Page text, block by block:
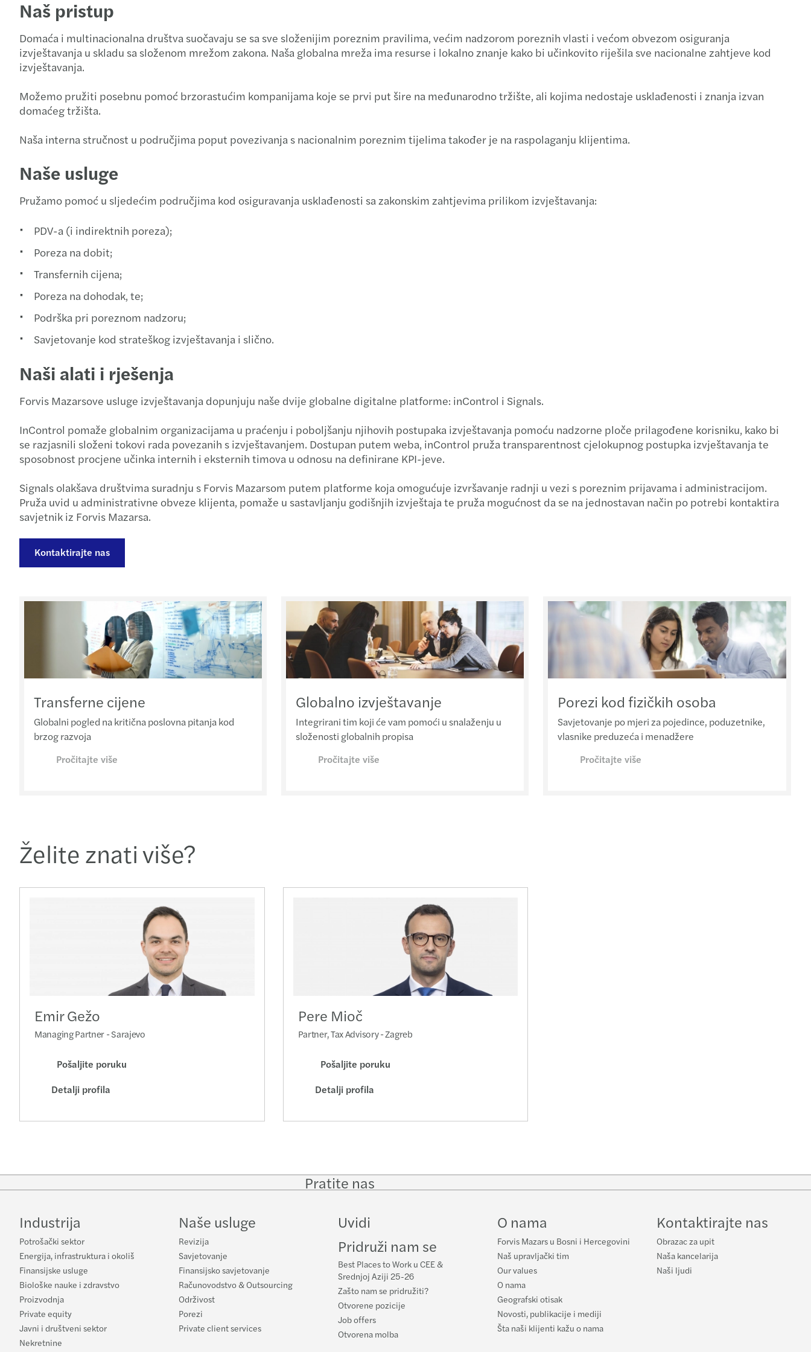
Forecasting your financial performance
Finansiranje
Krize i sporovi
Naš pristup
Domaća i multinacionalna društva suočavaju se sa sve složenijim poreznim pravilima, većim nadzorom poreznih vlasti i većom obvezom osiguranja
izvještavanja u skladu sa složenom mrežom zakona. Naša globalna mreža ima resurse i lokalno znanje kako bi učinkovito riješila sve nacionalne zahtjeve kod
izvještavanja.
Možemo pružiti posebnu pomoć brzorastućim kompanijama koje se prvi put šire na međunarodno tržište, ali kojima nedostaje usklađenosti i znanja izvan
domaćeg tržišta.
Naša interna stručnost u područjima poput povezivanja s nacionalnim poreznim tijelima također je na raspolaganju klijentima.
Naše usluge
Pružamo pomoć u sljedećim područjima kod osiguravanja usklađenosti sa zakonskim zahtjevima prilikom izvještavanja:
PDV-a (i indirektnih poreza);
Poreza na dobit;
Transfernih cijena;
Poreza na dohodak, te;
Podrška pri poreznom nadzoru;
Savjetovanje kod strateškog izvještavanja i slično.
Naši alati i rješenja
Forvis Mazarsove usluge izvještavanja dopunjuju naše dvije globalne digitalne platforme: inControl i Signals.
InControl pomaže globalnim organizacijama u praćenju i poboljšanju njihovih postupaka izvještavanja pomoću nadzorne ploče prilagođene korisniku, kako bi
se razjasnili složeni tokovi rada povezanih s izvještavanjem. Dostupan putem weba, inControl pruža transparentnost cjelokupnog postupka izvještavanja te
sposobnost procjene učinka internih i eksternih timova u odnosu na definirane KPI-jeve.
Signals olakšava društvima suradnju s Forvis Mazarsom putem platforme koja omogućuje izvršavanje radnji u vezi s poreznim prijavama i administracijom.
Pruža uvid u administrativne obveze klijenta, pomaže u sastavljanju godišnjih izvještaja te pruža mogućnost da se na jednostavan način po potrebi kontaktira
savjetnik iz Forvis Mazarsa.
Kontaktirajte nas
Transferne cijene
Globalni pogled na kritična poslovna pitanja kod
brzog razvoja
Pročitajte više
Globalno izvještavanje
Integrirani tim koji će vam pomoći u snalaženju u
složenosti globalnih propisa
Pročitajte više
Porezi kod fizičkih osoba
Savjetovanje po mjeri za pojedince, poduzetnike,
vlasnike preduzeća i menadžere
Pročitajte više
Želite znati više?
Emir Gežo
Managing Partner - Sarajevo
Pošaljite poruku
Detalji profila
Pere Mioč
Partner, Tax Advisory - Zagreb
Pošaljite poruku
Detalji profila
Pratite nas
on
on
Facebook
on
Industrija
Potrošački sektor
Energija, infrastruktura i okoliš
Finansijske usluge
Biološke nauke i zdravstvo
Proizvodnja
Private equity
Javni i društveni sektor
Nekretnine
Naše usluge
Revizija
Savjetovanje
Finansijsko savjetovanje
Računovodstvo & Outsourcing
Održivost
Porezi
Private client services
Uvidi
Pridruži nam se
Best Places to Work u CEE &
Srednjoj Aziji 25-26
Zašto nam se pridružiti?
Otvorene pozicije
Job offers
Otvorena molba
O nama
Forvis Mazars u Bosni i Hercegovini
Naš upravljački tim
Our values
O nama
Geografski otisak
Novosti, publikacije i mediji
Šta naši klijenti kažu o nama
Kontaktirajte nas
Obrazac za upit
Naša kancelarija
Naši ljudi